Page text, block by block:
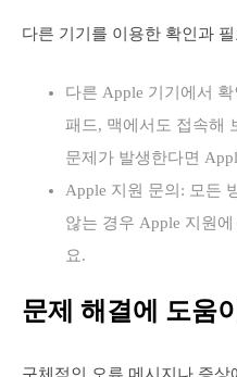
다른 기기를 이용한 확인과
다른 Apple 기기에서
패드, 맥에서도 접속해
문제가 발생한다면
Apple 지원 문의: 모든
않는 경우 Apple 지원
요.
문제 해결에 도움